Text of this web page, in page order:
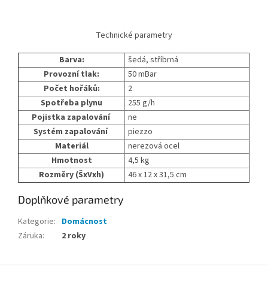
Technické parametry
Barva:
šedá, stříbrná
Provozní tlak:
50 mBar
Počet hořáků:
2
Spotřeba plynu
255 g/h
Pojistka zapalování
ne
Systém zapalování
piezzo
Materiál
nerezová ocel
Hmotnost
4,5 kg
Rozměry (ŠxVxh)
46 x 12 x 31,5 cm
Doplňkové parametry
Kategorie: Domácnost
Záruka: 2 roky